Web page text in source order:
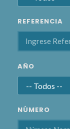
REFERENCIA
AÑO
NÚMERO